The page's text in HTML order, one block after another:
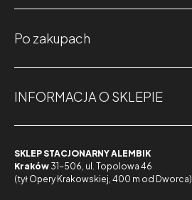
Po zakupach
INFORMACJA O SKLEPIE
SKLEP STACJONARNY ALEMBIK
Kraków 31-506, ul. Topolowa 46
(tył Opery Krakowskiej, 400 m od Dworca)